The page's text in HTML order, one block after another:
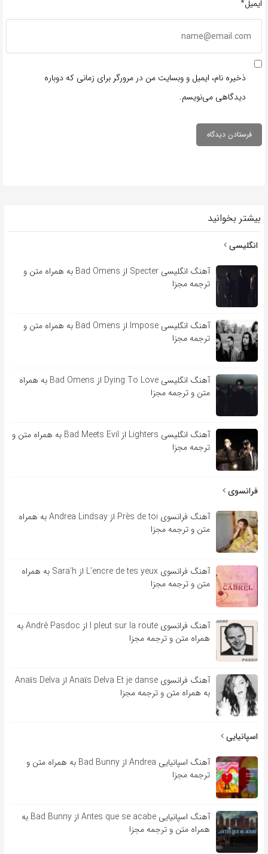
ایمیل*
ذخیره نام، ایمیل و وبسایت من در مرورگر برای زمانی که دوباره
دیدگاهی می‌نویسم.
بیشتر بخوانید
انگلیسی
آهنگ انگلیسی Specter از Bad Omens به همراه متن و
ترجمه مجزا
آهنگ انگلیسی Impose از Bad Omens به همراه متن و
ترجمه مجزا
آهنگ انگلیسی Dying To Love از Bad Omens به همراه
متن و ترجمه مجزا
آهنگ انگلیسی Lighters از Bad Meets Evil به همراه متن و
ترجمه مجزا
فرانسوی
آهنگ فرانسوی Près de toi از Andrea Lindsay به همراه
متن و ترجمه مجزا
آهنگ فرانسوی L’encre de tes yeux از Sara’h به همراه
متن و ترجمه مجزا
آهنگ فرانسوی l pleut sur la route از André Pasdoc به
همراه متن و ترجمه مجزا
آهنگ فرانسوی Anaïs Delva Et je danse از Anaïs Delva
به همراه متن و ترجمه مجزا
اسپانیایی
آهنگ اسپانیایی Andrea از Bad Bunny به همراه متن و
ترجمه مجزا
آهنگ اسپانیایی Antes que se acabe از Bad Bunny به
همراه متن و ترجمه مجزا